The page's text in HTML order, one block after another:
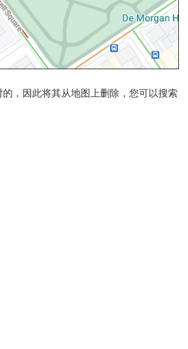
，因此将其从地图上删除，您可以搜索